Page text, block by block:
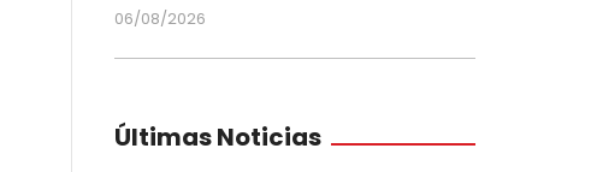
06/08/2026
Últimas Noticias